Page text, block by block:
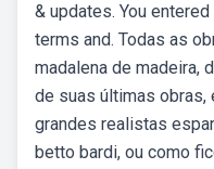
& updates. You
terms and. Todas as
madalena de madeira,
de suas últimas
grandes realistas
betto bardi, ou como